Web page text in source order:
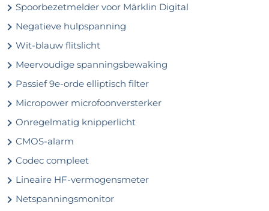
Spoorbezetmelder voor Märklin Digital
Negatieve hulpspanning
Wit-blauw flitslicht
Meervoudige spanningsbewaking
Passief 9e-orde elliptisch filter
Micropower microfoonversterker
Onregelmatig knipperlicht
CMOS-alarm
Codec compleet
Lineaire HF-vermogensmeter
Netspanningsmonitor